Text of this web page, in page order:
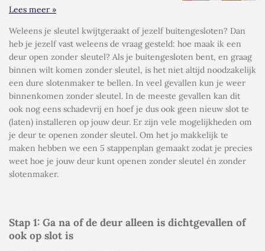
Lees meer »
Weleens je sleutel kwijtgeraakt of jezelf buitengesloten? Dan
heb je jezelf vast weleens de vraag gesteld: hoe maak ik een
deur open zonder sleutel? Als je buitengesloten bent, en graag
binnen wilt komen zonder sleutel, is het niet altijd noodzakelijk
een dure slotenmaker te bellen. In veel gevallen kun je weer
binnenkomen zonder sleutel. In de meeste gevallen kan dit
ook nog eens schadevrij en hoef je dus ook geen nieuw slot te
(laten) installeren op jouw deur. Er zijn vele mogelijkheden om
je deur te openen zonder sleutel. Om het jo makkelijk te
maken hebben we een 5 stappenplan gemaakt zodat je precies
weet hoe je jouw deur kunt openen zonder sleutel én zonder
slotenmaker.
Stap 1: Ga na of de deur alleen is dichtgevallen of
ook op slot is